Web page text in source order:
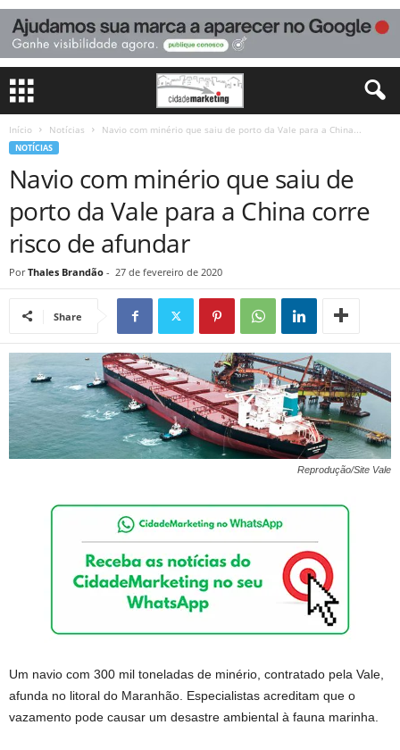
Início Notícias Navio com minério que saiu de porto da Vale para a China...
NOTÍCIAS
Navio com minério que saiu de
porto da Vale para a China corre
risco de afundar
Por Thales Brandão - 27 de fevereiro de 2020
Share
Reprodução/Site Vale
Um navio com 300 mil toneladas de minério, contratado pela Vale,
afunda no litoral do Maranhão. Especialistas acreditam que o
vazamento pode causar um desastre ambiental à fauna marinha.